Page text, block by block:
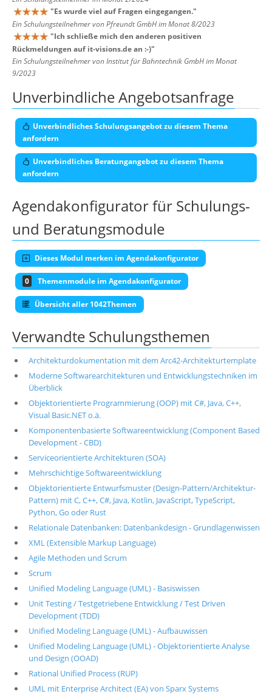
"Es wurde viel auf Fragen eingegangen."
Ein Schulungsteilnehmer von Pfreundt GmbH im Monat 8/2023
"Ich schließe mich den anderen positiven
Rückmeldungen auf it-visions.de an :-)"
Ein Schulungsteilnehmer von Institut für Bahntechnik GmbH im Monat
9/2023
Unverbindliche Angebotsanfrage
Unverbindliches Schulungsangebot zu diesem Thema
anfordern
Unverbindliches Beratungangebot zu diesem Thema
anfordern
Agendakonfigurator für Schulungs-
und Beratungsmodule
Dieses Modul merken im Agendakonfigurator
0 Themenmodule im Agendakonfigurator
Übersicht aller 1042Themen
Verwandte Schulungsthemen
Architekturdokumentation mit dem Arc42-Architekturtemplate
Moderne Softwarearchitekturen und Entwicklungstechniken im
Überblick
Objektorientierte Programmierung (OOP) mit C#, Java, C++,
Visual Basic.NET o.ä.
Komponentenbasierte Softwareentwicklung (Component Based
Development - CBD)
Serviceorientierte Architekturen (SOA)
Mehrschichtige Softwareentwicklung
Objektorientierte Entwurfsmuster (Design-Pattern/Architektur-
Pattern) mit C, C++, C#, Java, Kotlin, JavaScript, TypeScript,
Python, Go oder Rust
Relationale Datenbanken: Datenbankdesign - Grundlagenwissen
XML (Extensible Markup Language)
Agile Methoden und Scrum
Scrum
Unified Modeling Language (UML) - Basiswissen
Unit Testing / Testgetriebene Entwicklung / Test Driven
Development (TDD)
Unified Modeling Language (UML) - Aufbauwissen
Unified Modeling Language (UML) - Objektorientierte Analyse
und Design (OOAD)
Rational Unified Process (RUP)
UML mit Enterprise Architect (EA) von Sparx Systems